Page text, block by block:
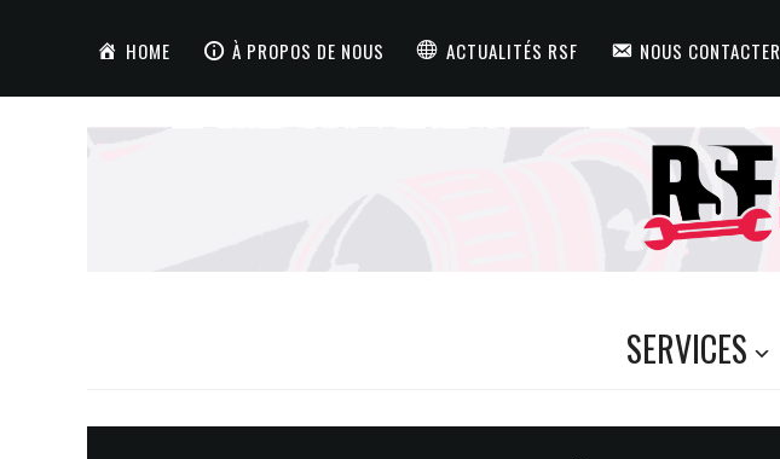
HOME À PROPOS DE NOUS ACTUALITÉS RSF NOUS CONTACTER
SERVICES